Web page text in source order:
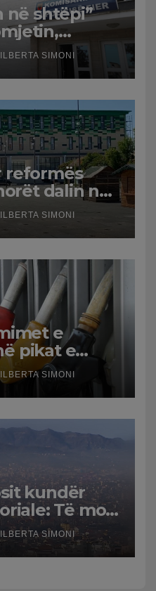
në shtëpi”
SIMONI
reformës
dalin në
SIMONI
e
pikat e
Lushnjë.
e
naftën
vend
SIMONI
kundër
Të mos
e
SIMONI